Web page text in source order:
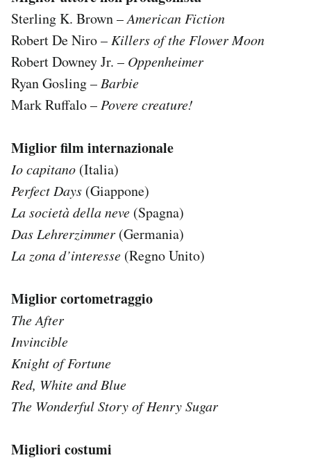
Sterling K. Brown –American Fiction
Robert De Niro – Killers of the Flower Moon
Robert Downey Jr. – Oppenheimer
Ryan Gosling – Barbie
Mark Ruffalo – Povere creature!
Miglior film internazionale
Io capitano (Italia)
Perfect Days (Giappone)
La società della neve (Spagna)
Das Lehrerzimmer (Germania)
La zona d’interesse (Regno Unito)
Miglior cortometraggio
The After
Invincible
Knight of Fortune
Red, White and Blue
The Wonderful Story of Henry Sugar
Migliori costumi